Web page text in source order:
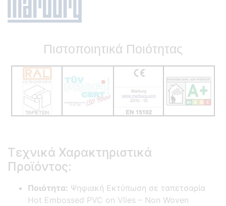
Πιστοποιητικά Ποιότητας
Τεχνικά Χαρακτηριστικά
Προϊόντος:
Ποιότητα: Ψηφιακή Εκτύπωση σε ταπετσαρία
Hot Embossed PVC on Vlies – Non Woven